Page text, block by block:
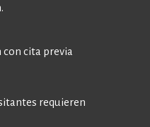
cita previa
requieren